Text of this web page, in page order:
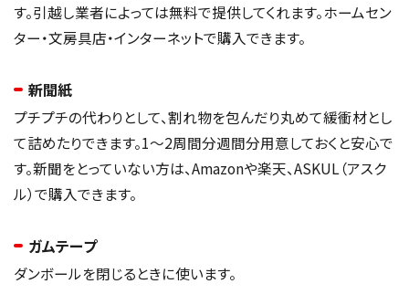
す。引越し業者によっては無料で提供してくれます。ホームセン
ター・文房具店・インターネットで購入できます。
新聞紙
プチプチの代わりとして、割れ物を包んだり丸めて緩衝材とし
て詰めたりできます。1〜2周間分週間分用意しておくと安心で
す。新聞をとっていない方は、Amazonや楽天、ASKUL（アスク
ル）で購入できます。
ガムテープ
ダンボールを閉じるときに使います。